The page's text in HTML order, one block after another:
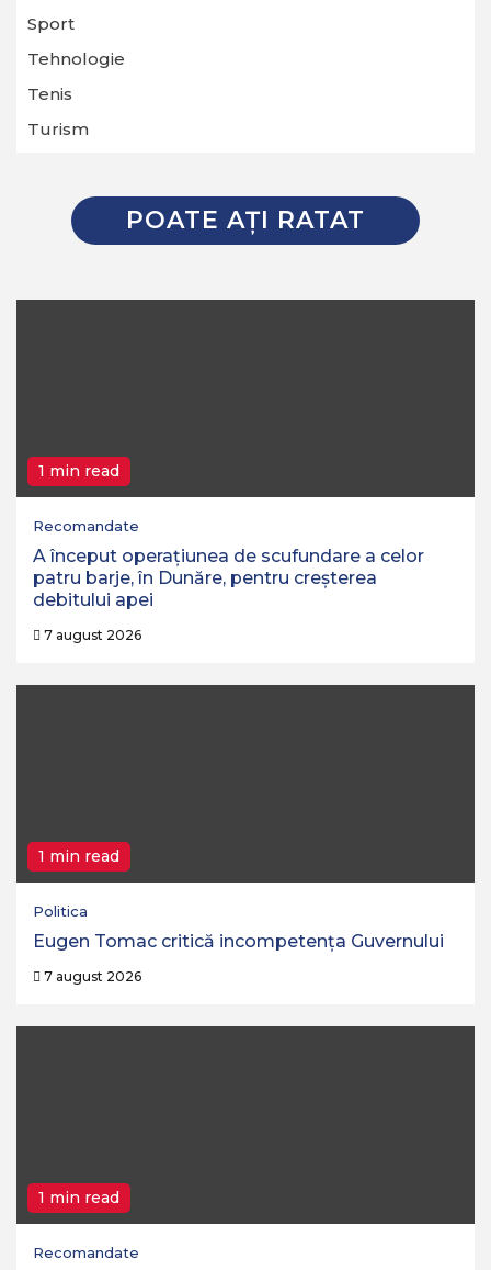
Sport
Tehnologie
Tenis
Turism
POATE AŢI RATAT
1 min read
Recomandate
A început operaţiunea de scufundare a celor
patru barje, în Dunăre, pentru creşterea
debitului apei
7 august 2026
1 min read
Politica
Eugen Tomac critică incompetența Guvernului
7 august 2026
1 min read
Recomandate